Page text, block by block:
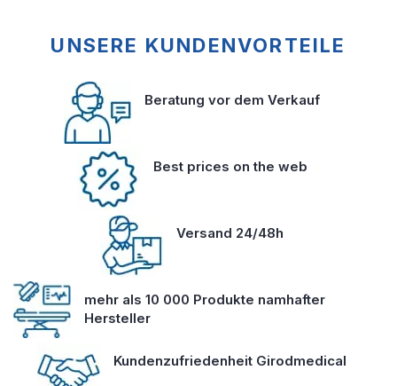
UNSERE KUNDENVORTEILE
Beratung vor dem Verkauf
Best prices on the web
Versand 24/48h
mehr als 10 000 Produkte namhafter
Hersteller
Kundenzufriedenheit Girodmedical